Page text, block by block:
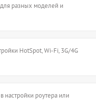
разных моделей и
HotSpot, Wi-Fi, 3G/4G
настройки роутера или